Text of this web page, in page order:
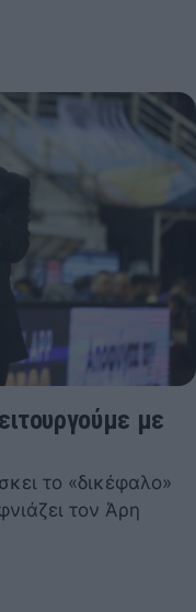
με
το «δικέφαλο»
τον Άρη